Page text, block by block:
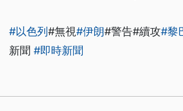
#以色列#無視#伊朗#警告#續攻#黎
新聞 #即時新聞